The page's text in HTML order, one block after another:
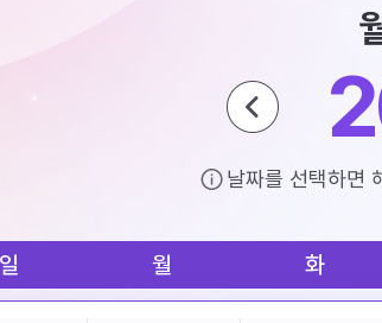
날짜를 선택하면
일 월 화